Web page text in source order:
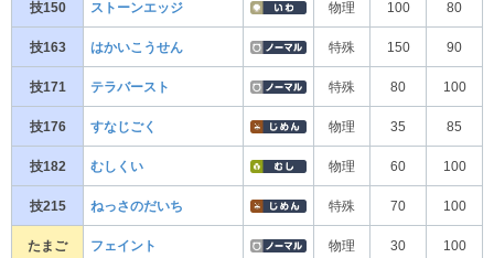
技150 ストーンエッジ 物理 100 80
技163 はかいこうせん 特殊 150 90
技171 テラバースト 特殊 80 100
技176 すなじごく 物理 35 85
技182 むしくい 物理 60 100
技215 ねっさのだいち 特殊 70 100
たまご フェイント 物理 30 100